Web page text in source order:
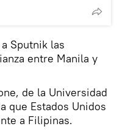
Sputnik las
entre Manila y
de la Universidad
que Estados Unidos
a Filipinas.